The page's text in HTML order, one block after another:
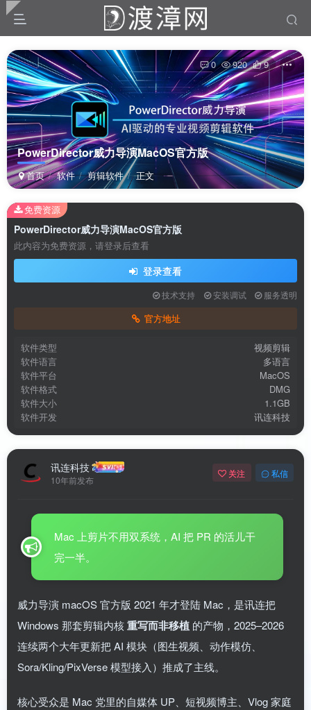
PowerDirector威力导演MacOS官方版
首页 软件 剪辑软件 正文
0 920 9
PowerDirector威力导演MacOS官方版
此内容为免费资源，请登录后查看
登录查看
技术支持 安装调试 服务透明
官方地址
软件类型
视频剪辑
软件语言
多语言
软件平台
MacOS
软件格式
DMG
软件大小
1.1GB
软件开发
讯连科技
免费资源
讯连科技
10年前发布
关注 私信
Mac 上剪片不用双系统，AI 把 PR 的活儿干
完一半。
威力导演 macOS 官方版 2021 年才登陆 Mac，是讯连把
Windows 那套剪辑内核重写而非移植 的产物，2025–2026
连续两个大年更新把 AI 模块（图生视频、动作模仿、
Sora/Kling/PixVerse 模型接入）推成了主线。
核心受众是 Mac 党里的自媒体 UP、短视频博主、Vlog 家庭
扫码登录
使用其它方式登录或注册